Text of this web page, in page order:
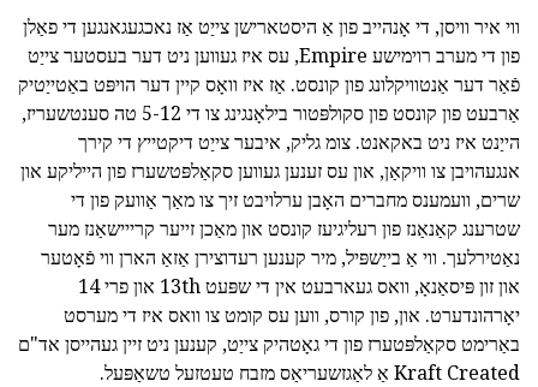
ווי איר וויסן, די אָנהייב פון אַ היסטארישן צייַט אַז נאכגעגאנגען די פאַלן
פון די מערב רוימישע Empire, עס איז געווען ניט דער בעסטער צייַט
פֿאַר דער אַנטוויקלונג פון קונסט. אַז איז וואָס קיין דער הויפּט באַטייַטיק
אַרבעט פון קונסט פון סקולפּטור בילאָנגינג צו די 5-12 טה סענטשעריז,
הייַנט איז ניט באקאנט. צומ גליק, איבער צייַט דיקטייץ די קירך
אנגעהויבן צו וויקאַן, און עס זענען געווען סקאַלפּטשערז פון הייליקע און
שרים, וועמענס מחברים האָבן ערלויבט זיך צו מאַך אַוועק פון די
שטרענג קאַנאַנז פון רעליגיעז קונסט און מאַכן זייער קרייישאַנז מער
נאַטירלעך. ווי אַ בייַשפּיל, מיר קענען רעדוצירן אַזאַ הארן ווי פֿאָטער
און זון פּיסאַנאָ, וואס געארבעט אין די שפּעט 13th און פרי 14
יאָרהונדערט. און, פון קורס, ווען עס קומט צו וואס איז די מערסט
באַרימט סקאַלפּטערז פון די גאָטהיק צייַט, קענען ניט זיין געהייסן אד"ם
Kraft Created אַ לאַגזשעריאַס מזבח טעטזעל טשאַפּעל.